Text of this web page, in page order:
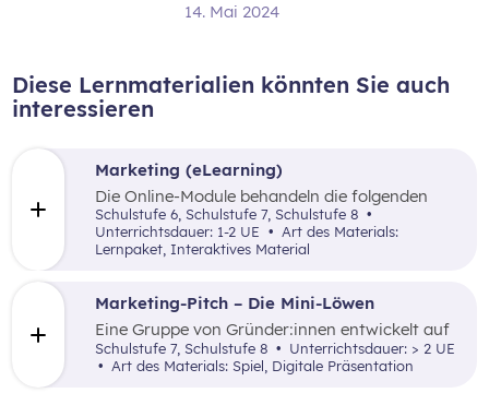
14. Mai 2024
Diese Lernmaterialien könnten Sie auch
interessieren
Marketing (eLearning)
Die Online-Module behandeln die folgenden
Themen: Was ist Marketing, Marktforschung,
die 4P (Price, Promotion, Place und Product)
sowie zentrale Begriffe.
Schulstufe 6, Schulstufe 7, Schulstufe 8
Unterrichtsdauer: 1-2 UE
Art des Materials:
Lernpaket, Interaktives Material
Marketing-Pitch – Die Mini-Löwen
Eine Gruppe von Gründer:innen entwickelt auf
Basis einer vorgegebenen Unternehmensidee
einen abwechslungsreichen Pitch, der den Mini-
Löwen (= Investor:innen) präsentiert wird. Ziel
Schulstufe 7, Schulstufe 8
Unterrichtsdauer: > 2 UE
Art des Materials: Spiel, Digitale Präsentation